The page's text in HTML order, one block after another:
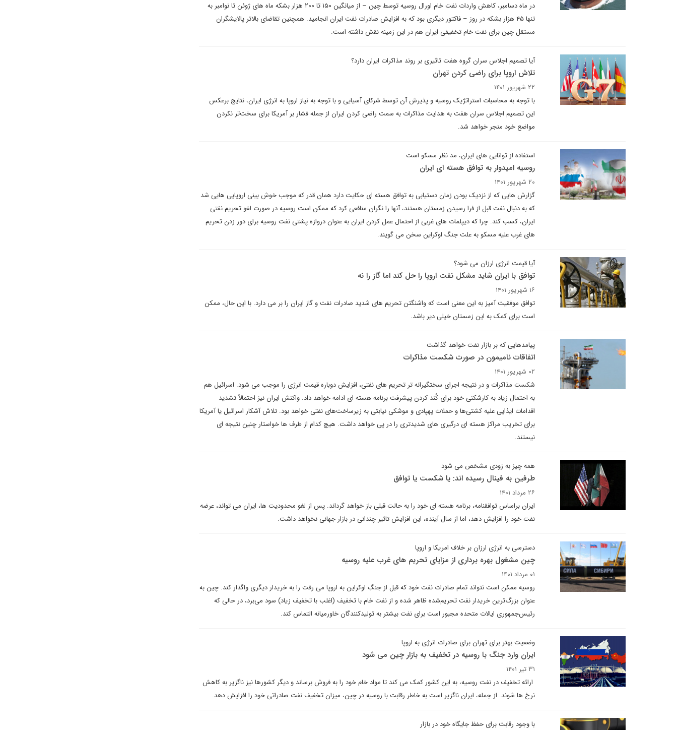
در ماه دسامبر، کاهش واردات نفت خام اورال روسیه توسط چین – از میانگین ۱۵۰ تا ۲۰۰ هزار بشکه ماه های ژوئن تا نوامبر به
تنها ۴۵ هزار بشکه در روز – فاکتور دیگری بود که به افزایش صادرات نفت ایران انجامید. همچنین تقاضای بالاتر پالایشگران
مستقل چین برای نفت خام تخفیفی ایران هم در این زمینه نقش داشته است.
آیا تصمیم اجلاس سران گروه هفت تاثیری بر روند مذاکرات ایران دارد؟
تلاش اروپا برای راضی کردن تهران
۲۲ شهریور ۱۴۰۱
با توجه به محاسبات استراتژیک روسیه و پذیرش آن توسط شرکای آسیایی و با توجه به نیاز اروپا به انرژی ایران، نتایج برعکس
این تصمیم اجلاس سران هفت به هدایت مذاکرات به سمت راضی کردن ایران از جمله فشار بر آمریکا برای سخت‌تر نکردن
مواضع خود منجر خواهد شد.
استفاده از توانایی های ایران، مد نظر مسکو است
روسیه امیدوار به توافق هسته ای ایران
۲۰ شهریور ۱۴۰۱
گزارش هایی که از نزدیک بودن زمان دستیابی به توافق هسته ای حکایت دارد همان قدر که موجب خوش بینی اروپایی هایی شد
که به دنبال نفت قبل از فرا رسیدن زمستان هستند، آنها را نگران منافعی کرد که ممکن است روسیه در صورت لغو تحریم نفتی
ایران، کسب کند. چرا که دیپلمات های غربی از احتمال عمل کردن ایران به عنوان دروازه پشتی نفت روسیه برای دور زدن تحریم
های غرب علیه مسکو به علت جنگ اوکراین سخن می گویند.
آیا قیمت انرژی ارزان می شود؟
توافق با ایران شاید مشکل نفت اروپا را حل کند اما گاز را نه
۱۶ شهریور ۱۴۰۱
توافق موفقیت آمیز به این معنی است که واشنگتن تحریم های شدید صادرات نفت و گاز ایران را بر می دارد. با این حال، ممکن
است برای کمک به این زمستان خیلی دیر باشد.
پیامدهایی که بر بازار نفت خواهد گذاشت
اتفاقات نامیمون در صورت شکست مذاکرات
۰۲ شهریور ۱۴۰۱
شکست مذاکرات و در نتیجه اجرای سختگیرانه تر تحریم های نفتی، افزایش دوباره قیمت انرژی را موجب می شود. اسرائیل هم
به احتمال زیاد به کارشکنی خود برای کُند کردن پیشرفت برنامه هسته ای ادامه خواهد داد. واکنش ایران نیز احتمالاً تشدید
اقدامات ایذایی علیه کشتی‌ها و حملات پهپادی و موشکی نیابتی به زیرساخت‌های نفتی خواهد بود. تلاش آشکار اسرائیل یا آمریکا
برای تخریب مراکز هسته ای درگیری های شدیدتری را در پی خواهد داشت. هیچ کدام از طرف ها خواستار چنین نتیجه ای
نیستند.
همه چیز به زودی مشخص می شود
طرفین به فینال رسیده اند: یا شکست یا توافق
۲۶ مرداد ۱۴۰۱
ایران براساس توافقنامه، برنامه هسته ای خود را به حالت قبلی باز خواهد گرداند. پس از لغو محدودیت ها، ایران می تواند، عرضه
نفت خود را افزایش دهد، اما از سال آینده، این افزایش تاثیر چندانی در بازار جهانی نخواهد داشت.
دسترسی به انرژی ارزان بر خلاف امریکا و اروپا
چین مشغول بهره برداری از مزایای تحریم های غرب علیه روسیه
۰۱ مرداد ۱۴۰۱
روسیه ممکن است نتواند تمام صادرات نفت خود که قبل از جنگِ اوکراین به اروپا می رفت را به خریدار دیگری واگذار کند. چین به
عنوان بزرگ‌ترین خریدار نفت تحریم‌شده ظاهر شده و از نفت خام با تخفیف (اغلب با تخفیف زیاد) سود می‌برد، در حالی که
رئیس‌جمهوری ایالات متحده مجبور است برای نفت بیشتر به تولیدکنندگان خاورمیانه التماس کند.
وضعیت بهتر برای تهران برای صادرات انرژی به اروپا
ایران وارد جنگ با روسیه در تخفیف به بازار چین می شود
۳۱ تیر ۱۴۰۱
ارائه تخفیف در نفت روسیه، به این کشور کمک می کند تا مواد خام خود را به فروش برساند و دیگر کشورها نیز ناگزیر به کاهش
نرخ ها شوند. از جمله، ایران ناگزیر است به خاطر رقابت با روسیه در چین، میزان تخفیف نفت صادراتی خود را افزایش دهد.
با وجود رقابت برای حفظ جایگاه خود در بازار